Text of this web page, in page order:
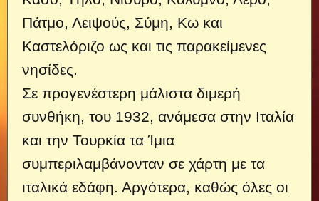
Πάτμο, Λειψούς, Σύμη, Κω και
Καστελόριζο ως και τις παρακείμενες
νησίδες.
Σε προγενέστερη μάλιστα διμερή
συνθήκη, του 1932, ανάμεσα στην Ιταλία
και την Τουρκία τα Ίμια
συμπεριλαμβάνονταν σε χάρτη με τα
ιταλικά εδάφη. Αργότερα, καθώς όλες οι